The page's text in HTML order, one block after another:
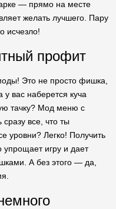
— прямо на месте
желать лучшего. Пару
исчезло!
профит
Это не просто фишка,
вас наберется куча
тачку? Мод меню с
сразу все, что ты
уровни? Легко! Получить
упрощает игру и дает
А без этого — да,